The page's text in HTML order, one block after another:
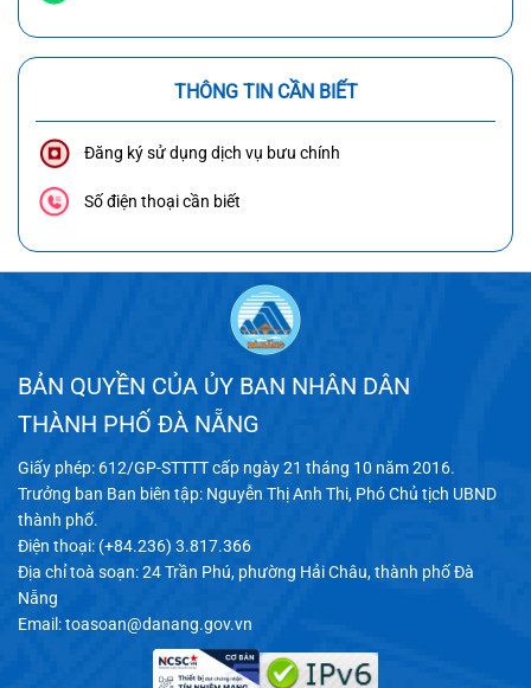
THÔNG TIN CẦN BIẾT
Đăng ký sử dụng dịch vụ bưu chính
Số điện thoại cần biết
BẢN QUYỀN CỦA ỦY BAN NHÂN DÂN
THÀNH PHỐ ĐÀ NẴNG
Giấy phép: 612/GP-STTTT cấp ngày 21 tháng 10 năm 2016.
Trưởng ban Ban biên tập: Nguyễn Thị Anh Thi, Phó Chủ tịch UBND
thành phố.
Điện thoại: (+84.236) 3.817.366
Địa chỉ toà soạn: 24 Trần Phú, phường Hải Châu, thành phố Đà
Nẵng
Email:toasoan@danang.gov.vn